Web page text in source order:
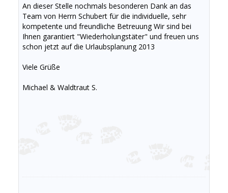
An dieser Stelle nochmals besonderen Dank an das
Team von Herrn Schubert für die individuelle, sehr
kompetente und freundliche Betreuung Wir sind bei
Ihnen garantiert "Wiederholungstäter" und freuen uns
schon jetzt auf die Urlaubsplanung 2013
Viele Grüße
Michael & Waldtraut S.